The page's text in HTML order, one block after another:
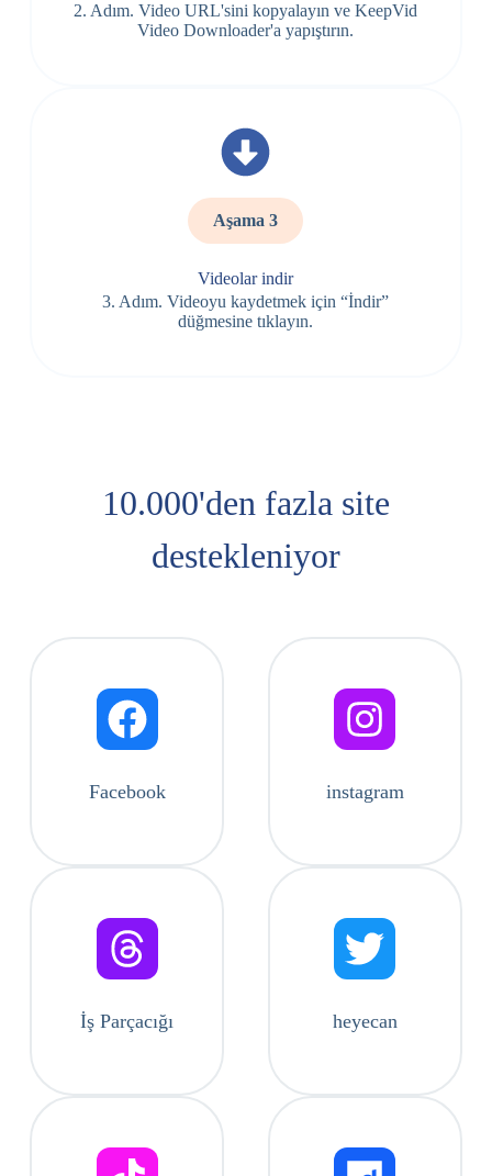
2. Adım. Video URL'sini kopyalayın ve KeepVid
Video Downloader'a yapıştırın.
Aşama 3
Videolar indir
3. Adım. Videoyu kaydetmek için “İndir”
düğmesine tıklayın.
10.000'den fazla site
destekleniyor
Facebook instagram
İş Parçacığı heyecan